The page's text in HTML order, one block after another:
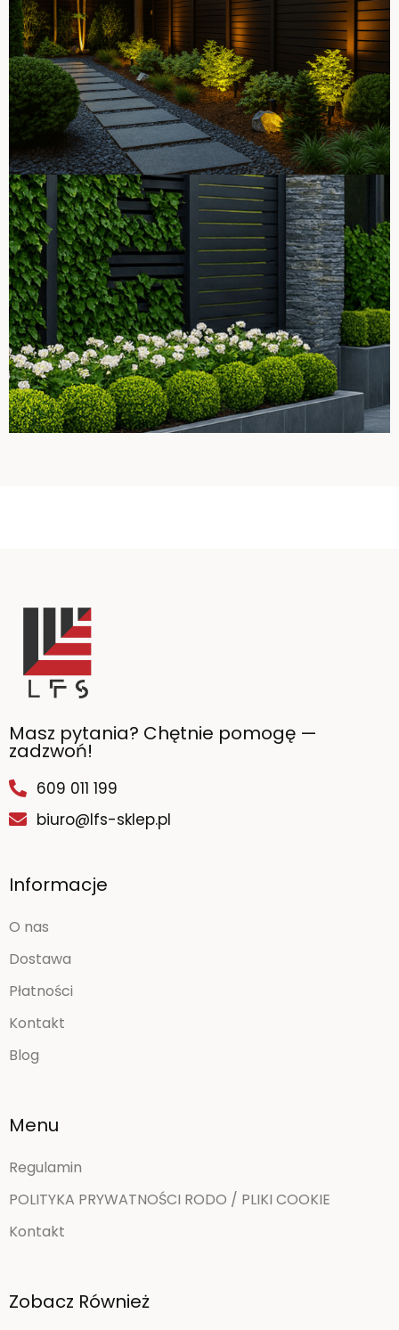
Masz pytania? Chętnie pomogę —
zadzwoń!
609 011 199
biuro@lfs-sklep.pl
Informacje
O nas
Dostawa
Płatności
Kontakt
Blog
Menu
Regulamin
POLITYKA PRYWATNOŚCI RODO / PLIKI COOKIE
Kontakt
Zobacz Również